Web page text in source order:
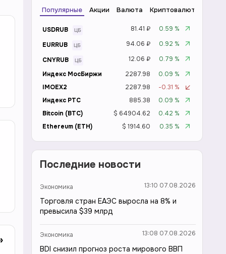
Популярные Акции Валюта Криптовалюта
USDRUB 81.41 ₽
0.59 %
EURRUB
94.06 ₽
0.92 %
CNYRUB
12.06 ₽
0.79 %
Индекс МосБиржи
2287.98
0.09 %
IMOEX2
2287.98
-0.31 %
Индекс РТС
885.38
0.09 %
Bitcoin (BTC)
$ 64904.62
0.42 %
Ethereum (ETH)
$ 1914.60 0.35 %
Последние новости
Экономика 13:10 07.08.2026
Торговля стран ЕАЭС выросла на 8% и
превысила $39 млрд
Экономика 13:08 07.08.2026
BDI снизил прогноз роста мирового ВВП